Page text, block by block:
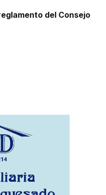
del Consejo